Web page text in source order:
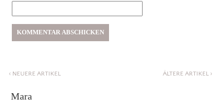
‹ NEUERE ARTIKEL ÄLTERE ARTIKEL ›
Mara